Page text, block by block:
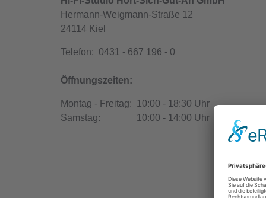
Hermann-Weigmann-Straße 12
24114 Kiel
Telefon: 0431 - 667 196 - 0
Öffnungszeiten:
Montag - Freitag:
10:00 - 18:30 Uhr
Samstag:
10:00 - 14:00 Uhr